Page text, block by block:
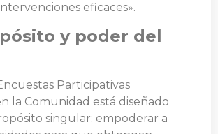
eficaces».
y poder del
Participativas
la Comunidad está diseñado
singular: empoderar a